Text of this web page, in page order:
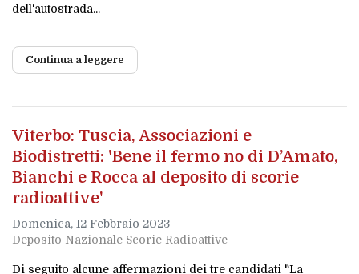
dell'autostrada...
Continua a leggere
Viterbo: Tuscia, Associazioni e
Biodistretti: 'Bene il fermo no di D’Amato,
Bianchi e Rocca al deposito di scorie
radioattive'
Domenica, 12 Febbraio 2023
Deposito Nazionale Scorie Radioattive
Di seguito alcune affermazioni dei tre candidati "La